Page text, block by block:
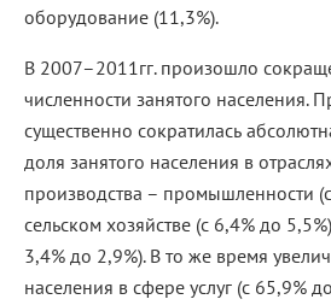
оборудование (11,3%).
В 2007–2011гг. произошло
численности занятого населения.
существенно сократилась
доля занятого населения в
производства – промышленности
сельском хозяйстве (с 6,4% до
3,4% до 2,9%). В то же время
населения в сфере услуг (с 65,9%